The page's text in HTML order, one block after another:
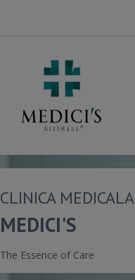
CLINICA MEDICALA
MEDICI'S
The Essence of Care